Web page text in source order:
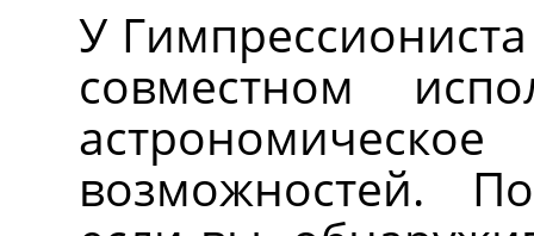
У
совместном
возможностей.